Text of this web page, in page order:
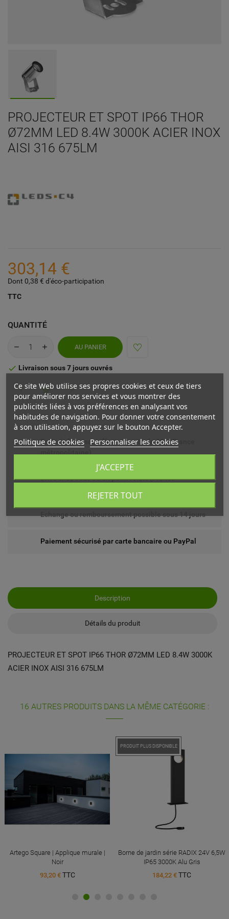
PROJECTEUR ET SPOT IP66 THOR
Ø72MM LED 8.4W 3000K ACIER INOX
AISI 316 675LM
303,14 €
Dont 0,38 € d'éco-participation
TTC
QUANTITÉ
AU PANIER
 Livraison sous 7 jours ouvrés
Frais de livraison offerts à partir de 69€ (France
métropolitaine)
Livré chez vous ou en point relais (France
Echange ou remboursement possible sous 14 jours
Paiement sécurisé par carte bancaire ou PayPal
Description
Détails du produit
PROJECTEUR ET SPOT IP66 THOR Ø72MM LED 8.4W 3000K
ACIER INOX AISI 316 675LM
16 AUTRES PRODUITS DANS LA MÊME CATÉGORIE :
Artego Square | Applique murale |
Noir
93,20 € TTC
PRODUIT PLUS DISPONIBLE
Borne de jardin série RADIX 24V 6,5W
IP65 3000K Alu Gris
184,22 € TTC
Ce site Web utilise ses propres cookies et ceux de tiers
pour améliorer nos services et vous montrer des
publicités liées à vos préférences en analysant vos
habitudes de navigation. Pour donner votre consentement
à son utilisation, appuyez sur le bouton Accepter.
Politique de cookies Personnaliser les cookies
REJETER TOUT
J'ACCEPTE